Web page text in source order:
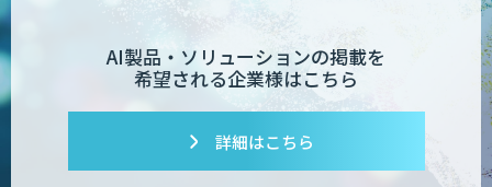
AI製品・ソリューションの掲載を
希望される企業様はこちら
詳細はこちら